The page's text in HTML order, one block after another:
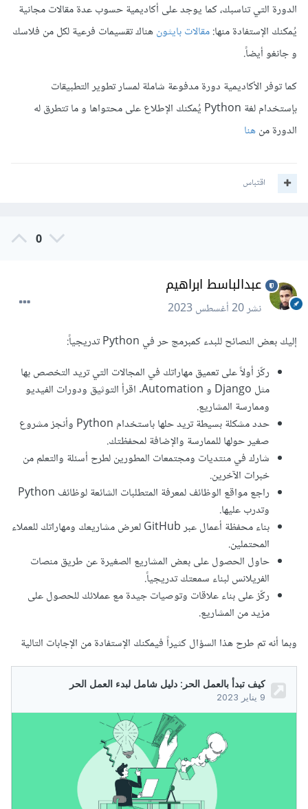
الدورة التي تناسبك، كما يوجد على أكاديمية حسوب عدة مقالات مجانية
يُمكنك الإستفادة منها:مقالات بايثونهناك تقسيمات فرعية لكل من فلاسك
و جانغو أيضاً.
كما توفر الأكاديمية دورة مدفوعة شاملة لمسار تطوير التطبيقات
بإستخدام لغة Python يُمكنك الإطلاع على محتواها و ما تتطرق له
الدورة منهنا
اقتباس
0
عبدالباسط ابراهيم
نشر20 أغسطس 2023
إليك بعض النصائح للبدء كمبرمج حر في Python تدريجياً:
ركّز أولاً على تعميق مهاراتك في المجالات التي تريد التخصص بها
مثل Django و Automation. اقرأ التوثيق ودورات الفيديو
وممارسة المشاريع.
حدد مشكلة بسيطة تريد حلها باستخدام Python وأنجز مشروع
صغير حولها للممارسة والإضافة لمحفظتك.
شارك في منتديات ومجتمعات المطورين لطرح أسئلة والتعلم من
خبرات الآخرين.
راجع مواقع الوظائف لمعرفة المتطلبات الشائعة لوظائف Python
وتدرب عليها.
بناء محفظة أعمال عبر GitHub لعرض مشاريعك ومهاراتك للعملاء
المحتملين.
حاول الحصول على بعض المشاريع الصغيرة عن طريق منصات
الفريلانس لبناء سمعتك تدريجياً.
ركّز على بناء علاقات وتوصيات جيدة مع عملائك للحصول على
مزيد من المشاريع.
وبما أنه تم طرح هذا السؤال كثيراً فيمكنك الإستفادة من الإجابات التالية